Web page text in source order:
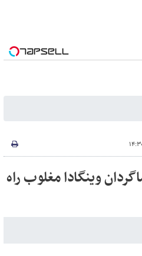
وینگادا مغلوب راه